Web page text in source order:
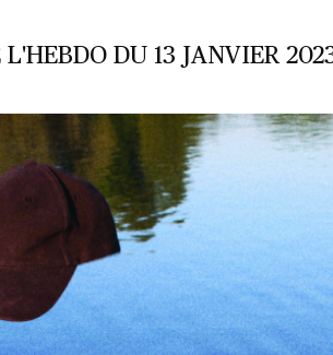
DU 13 JANVIER